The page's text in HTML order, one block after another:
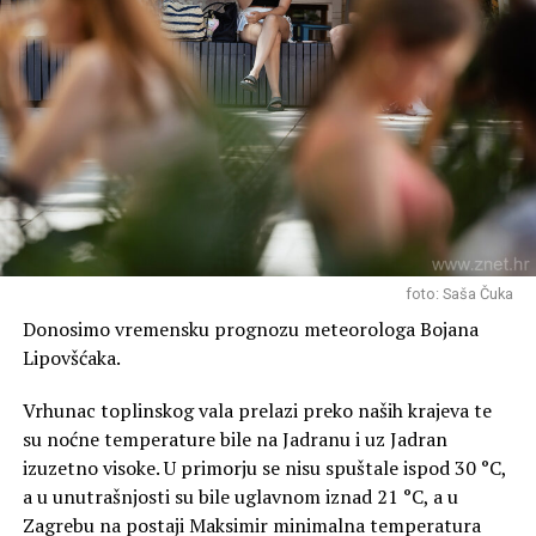
visokog tlaka anticiklone
te grebena toplog zraka afričkog porijekla.
Nebo će dobiti žućkasti sjaj
Duboka ciklona stracionira nad Atlantikom južno od
Islanda. Na njezinoj prednjoj strani jako
jugoistočno
strujanje premješta topao suhi afrički zrak nad
područje zapadne Europe.
Vjetrovi nad Saharom podigli su velike količine pijeska u
zrak i on u jugoistočnoj visinskoj struji dolazi nad
Španjolsku, Portugal i Francusku, premještat će se
krajevima u utorak i srijedu dobit će žućkasti sjaj .
Lokalni pljuskovi u Dalmaciji
foto: Saša Čuka
Donosimo vremensku prognozu meteorologa Bojana
Lipovšćaka.
Vrhunac toplinskog vala prelazi preko naših krajeva te
su noćne temperature bile na Jadranu i uz Jadran
izuzetno visoke. U primorju se nisu spuštale ispod 30 °C,
a u unutrašnjosti su bile uglavnom iznad 21 °C, a u
Zagrebu na postaji Maksimir minimalna temperatura